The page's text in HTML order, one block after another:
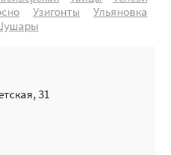
Узигонты
Ульяновка
31